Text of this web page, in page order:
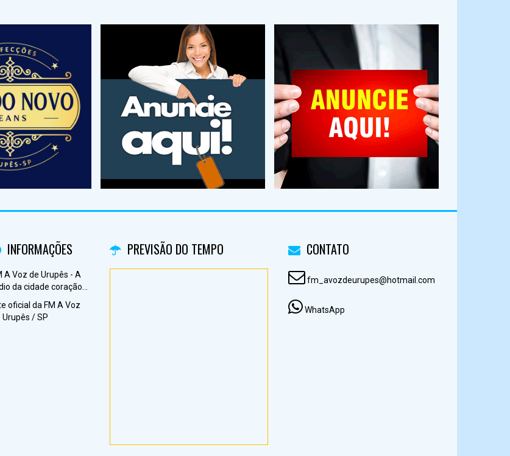
INFORMAÇÕES
A Voz de Urupês - A
da cidade coração...
oficial da FM A Voz
Urupês / SP
PREVISÃO DO TEMPO CONTATO
fm_avozdeurupes@hotmail.com
WhatsApp